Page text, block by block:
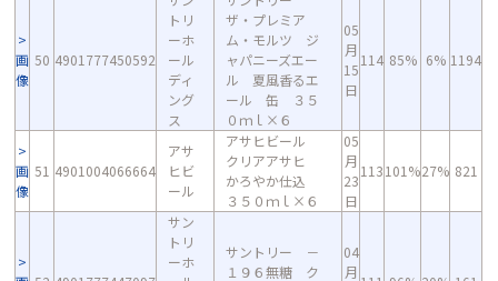
画
像
50 4901777450592
トリ
ーホ
ール
ディ
ング
ス
ザ・プレミア
ム・モルツ ジ
ャパニーズエー
ル 夏風香るエ
ール 缶 ３５
０ｍｌ×６
05
月
15
日
114 85% 6% 1194
画
像
51 4901004066664
アサ
ヒビ
ール
アサヒビール
クリアアサヒ
かろやか仕込
３５０ｍｌ×６
05
月
23
日
113101%27% 821
サン
トリ
ーホ
サントリー －
１９６無糖 ク
04
月